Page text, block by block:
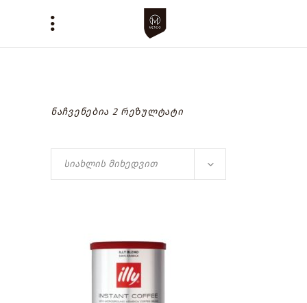
ნაჩვენებია 2 რეზულტატი
სიახლის მიხედვით